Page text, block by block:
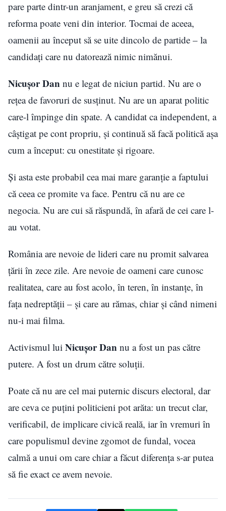
pare parte dintr-un aranjament, e greu să crezi că
reforma poate veni din interior. Tocmai de aceea,
oamenii au început să se uite dincolo de partide – la
candidați care nu datorează nimic nimănui.
Nicușor Dan nu e legat de niciun partid. Nu are o
rețea de favoruri de susținut. Nu are un aparat politic
care-l împinge din spate. A candidat ca independent, a
câștigat pe cont propriu, și continuă să facă politică așa
cum a început: cu onestitate și rigoare.
Și asta este probabil cea mai mare garanție a faptului
că ceea ce promite va face. Pentru că nu are ce
negocia. Nu are cui să răspundă, în afară de cei care l-
au votat.
România are nevoie de lideri care nu promit salvarea
țării în zece zile. Are nevoie de oameni care cunosc
realitatea, care au fost acolo, în teren, în instanțe, în
fața nedreptății – și care au rămas, chiar și când nimeni
nu-i mai filma.
Activismul lui Nicușor Dan nu a fost un pas către
putere. A fost un drum către soluții.
Poate că nu are cel mai puternic discurs electoral, dar
are ceva ce puțini politicieni pot arăta: un trecut clar,
verificabil, de implicare civică reală, iar în vremuri în
care populismul devine zgomot de fundal, vocea
calmă a unui om care chiar a făcut diferența s-ar putea
să fie exact ce avem nevoie.